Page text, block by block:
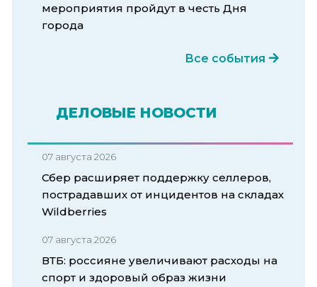
мероприятия пройдут в честь Дня
города
Все события
ДЕЛОВЫЕ НОВОСТИ
07 августа 2026
Сбер расширяет поддержку селлеров,
пострадавших от инцидентов на складах
Wildberries
07 августа 2026
ВТБ: россияне увеличивают расходы на
спорт и здоровый образ жизни